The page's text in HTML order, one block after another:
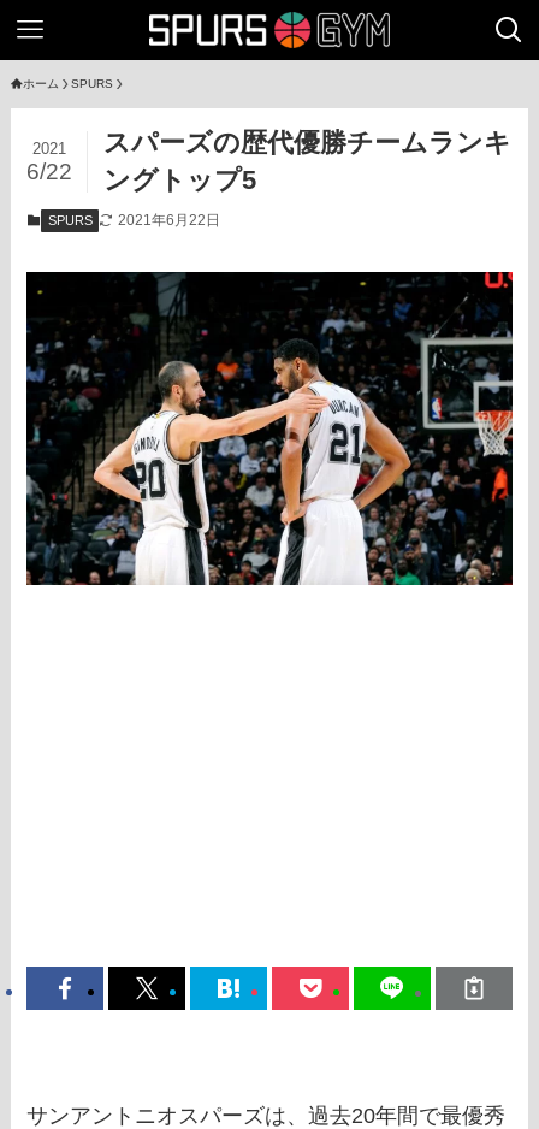
ホーム SPURS
スパーズの歴代優勝チームランキ
ングトップ5
2021
6/22
SPURS 2021年6月22日
サンアントニオスパーズは、過去20年間で最優秀